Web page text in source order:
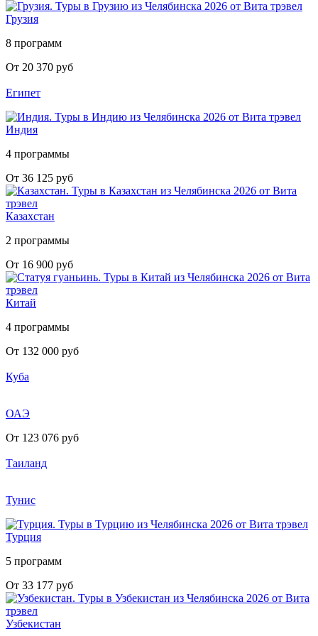
Грузия
8 программ
От 20 370 руб
Египет
Индия
4 программы
От 36 125 руб
Казахстан
2 программы
От 16 900 руб
Китай
4 программы
От 132 000 руб
Куба
ОАЭ
От 123 076 руб
Таиланд
Тунис
Турция
5 программ
От 33 177 руб
Узбекистан